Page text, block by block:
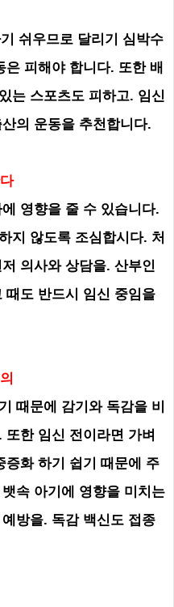
쉬우므로 달리기 심박수
피해야 합니다. 또한 배
는 스포츠도 피하고. 임신
의 운동을 추천합니다.
영향을 줄 수 있습니다.
지 않도록 조심합시다. 처
의사와 상담을. 산부인
때도 반드시 임신 중임을
때문에 감기와 독감을 비
한 임신 전이라면 가벼
증화 하기 쉽기 때문에 주
속 아기에 영향을 미치는
방을. 독감 백신도 접종